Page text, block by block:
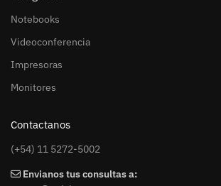
Notebooks
Videoconferencia
Impresoras
Monitores
Contactanos
(+54) 11 5272-5002
Envianos tus consultas a: